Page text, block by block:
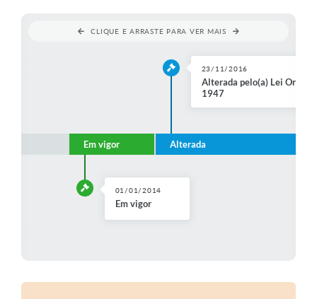
Serviços Online
Telefones Úteis
CLIQUE E ARRASTE PARA VER MAIS
Em vigor
01/01/2014
Em vigor
Alterada
23/11/2016
Alterada pelo(a) Lei
1947